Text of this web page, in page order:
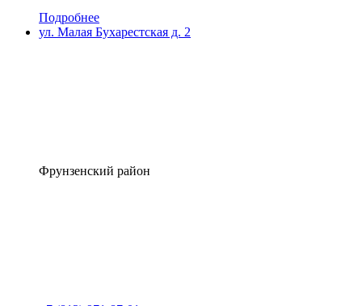
Подробнее
ул. Малая Бухарестская д. 2
Фрунзенский район